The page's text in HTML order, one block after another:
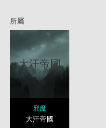
所屬
大汗帝國
邪魔
大汗帝國